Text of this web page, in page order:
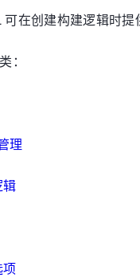
在创建构建逻辑时提
：
理
辑
项